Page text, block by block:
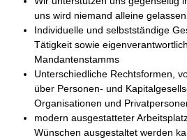
uns wird niemand alleine
Individuelle und selbstständige
Tätigkeit sowie
Mandantenstamms
Unterschiedliche Rechtsformen,
über Personen- und
Organisationen und
modern ausgestatteter
Wünschen ausgestaltet werden